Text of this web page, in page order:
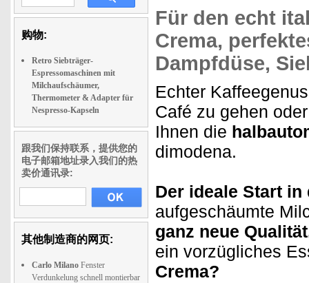
购物:
Retro Siebträger-
Espressomaschinen mit
Milchaufschäumer,
Thermometer & Adapter für
Nespresso-Kapseln
跟我们保持联系，提供您的
电子邮箱地址录入我们的热
卖价通讯录:
其他制造商的网页:
Carlo Milano Fenster
Verdunkelung schnell montierbar
Für den echt
Crema,
Dampfdüse,
Echter
Café zu gehen
Ihnen die
dimodena.
Der ideale Start in
aufgeschäumte
ganz neue
ein vorzügliches
Crema?